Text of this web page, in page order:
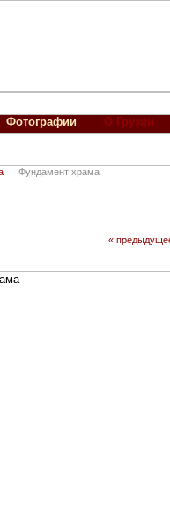
Фотографии О Грузии
Фундамент храма
«